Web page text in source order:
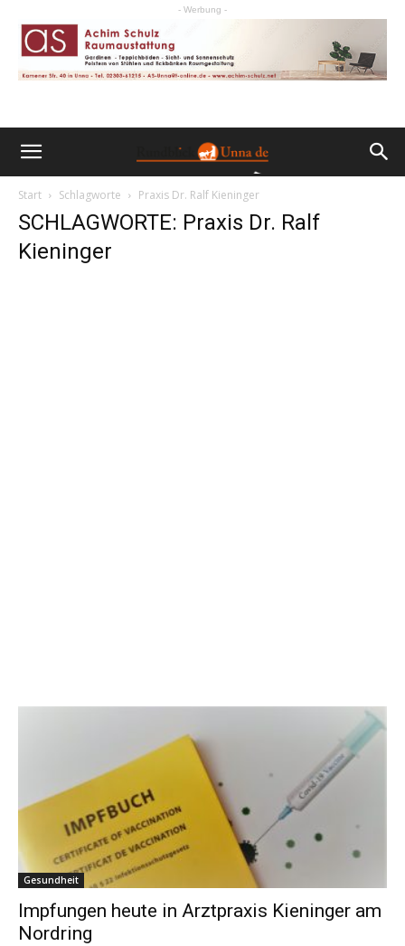
- Werbung -
Start Schlagworte Praxis Dr. Ralf Kieninger
SCHLAGWORTE: Praxis Dr. Ralf
Kieninger
Gesundheit
Impfungen heute in Arztpraxis Kieninger am
Nordring